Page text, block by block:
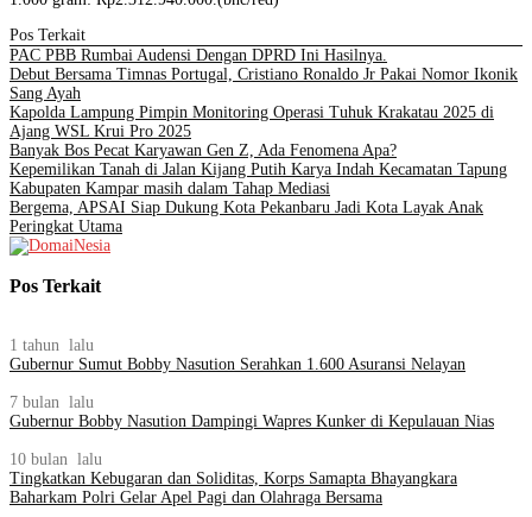
Pos Terkait
PAC PBB Rumbai Audensi Dengan DPRD Ini Hasilnya.
Debut Bersama Timnas Portugal, Cristiano Ronaldo Jr Pakai Nomor Ikonik
Sang Ayah
Kapolda Lampung Pimpin Monitoring Operasi Tuhuk Krakatau 2025 di
Ajang WSL Krui Pro 2025
Banyak Bos Pecat Karyawan Gen Z, Ada Fenomena Apa?
Kepemilikan Tanah di Jalan Kijang Putih Karya Indah Kecamatan Tapung
Kabupaten Kampar masih dalam Tahap Mediasi
Bergema, APSAI Siap Dukung Kota Pekanbaru Jadi Kota Layak Anak
Peringkat Utama
Pos Terkait
1 tahun lalu
Gubernur Sumut Bobby Nasution Serahkan 1.600 Asuransi Nelayan
7 bulan lalu
Gubernur Bobby Nasution Dampingi Wapres Kunker di Kepulauan Nias
10 bulan lalu
Tingkatkan Kebugaran dan Soliditas, Korps Samapta Bhayangkara
Baharkam Polri Gelar Apel Pagi dan Olahraga Bersama